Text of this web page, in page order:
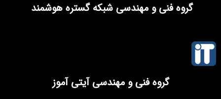
گروه فنی و مهندسی شبکه گستره هوشمند
گروه فنی و مهندسی آیتی آموز